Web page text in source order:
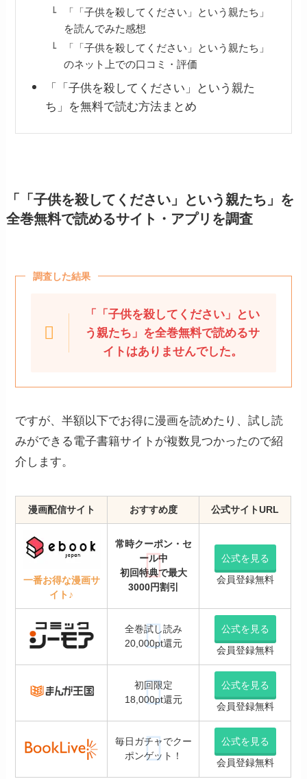
「「子供を殺してください」という親たち」
を読んでみた感想
「「子供を殺してください」という親たち」
のネット上での口コミ・評価
「「子供を殺してください」という親た
ち」を無料で読む方法まとめ
「「子供を殺してください」という親たち」を
全巻無料で読めるサイト・アプリを調査
調査した結果
「「子供を殺してください」とい
う親たち」を全巻無料で読めるサ
イトはありませんでした。
ですが、半額以下でお得に漫画を読めたり、試し読
みができる電子書籍サイトが複数見つかったので紹
介します。
漫画配信サイト おすすめ度 公式サイトURL
一番お得な漫画サ
イト♪
常時クーポン・セ
ール中
初回特典で最大
3000円割引
公式を見る
会員登録無料
全巻試し読み
20,000pt還元
公式を見る
会員登録無料
初回限定
18,000pt還元
公式を見る
会員登録無料
毎日ガチャでクー
ポンゲット！
公式を見る
会員登録無料